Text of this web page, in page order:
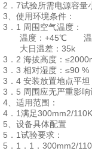
2．7试验所需电源容量
3、使用环境条件：
3．1 周围空气温度：
温度：+45℃ 温
大日温差：35k 日
3．2 海拔高度：
3．3 相对湿度：≤90 %
3．4 安装放置地点平
3．5 周围应无严重影
4、适用范围：
4．1满足300mm2/
5、设备具体配置
5．1试验要求：
5．1．1．300mm2/